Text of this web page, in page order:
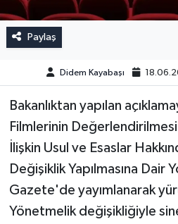
Paylaş
Didem Kayabaşı
Bakanlıktan yapılan
Filmlerinin Değerlendirilmesi
İlişkin Usul ve Esaslar
Değişiklik Yapılmasına Dair
Gazete'de yayımlanarak
Yönetmelik değişikliğiyle